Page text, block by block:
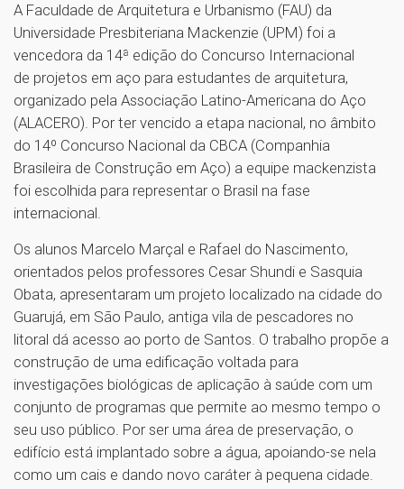
A Faculdade de Arquitetura e Urbanismo (FAU) da
Universidade Presbiteriana Mackenzie (UPM) foi a
vencedora da 14ª edição do Concurso Internacional
de projetos em aço para estudantes de arquitetura,
organizado pela Associação Latino-Americana do Aço
(ALACERO). Por ter vencido a etapa nacional, no âmbito
do 14º Concurso Nacional da CBCA (Companhia
Brasileira de Construção em Aço) a equipe mackenzista
foi escolhida para representar o Brasil na fase
internacional.
Os alunos Marcelo Marçal e Rafael do Nascimento,
orientados pelos professores Cesar Shundi e Sasquia
Obata, apresentaram um projeto localizado na cidade do
Guarujá, em São Paulo, antiga vila de pescadores no
litoral dá acesso ao porto de Santos. O trabalho propõe a
construção de uma edificação voltada para
investigações biológicas de aplicação à saúde com um
conjunto de programas que permite ao mesmo tempo o
seu uso público. Por ser uma área de preservação, o
edifício está implantado sobre a água, apoiando-se nela
como um cais e dando novo caráter à pequena cidade.